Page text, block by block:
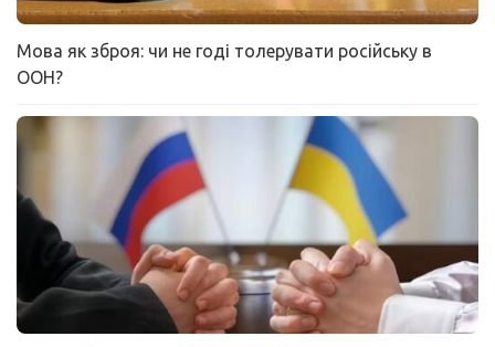
Мова як зброя: чи не годі толерувати російську в
ООН?